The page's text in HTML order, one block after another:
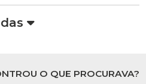
O QUE PROCURAVA?